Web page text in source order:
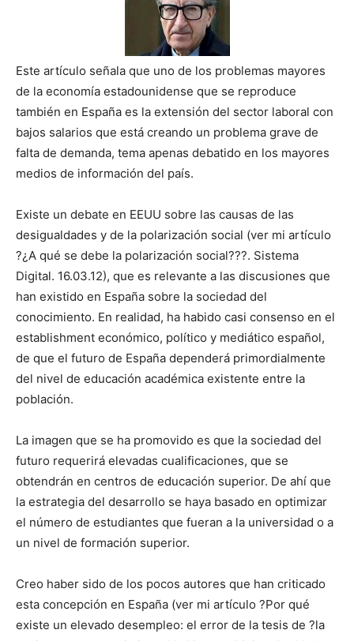
Este artículo señala que uno de los problemas mayores
de la economía estadounidense que se reproduce
también en España es la extensión del sector laboral con
bajos salarios que está creando un problema grave de
falta de demanda, tema apenas debatido en los mayores
medios de información del país.
Existe un debate en EEUU sobre las causas de las
desigualdades y de la polarización social (ver mi artículo
?¿A qué se debe la polarización social???. Sistema
Digital. 16.03.12), que es relevante a las discusiones que
han existido en España sobre la sociedad del
conocimiento. En realidad, ha habido casi consenso en el
establishment económico, político y mediático español,
de que el futuro de España dependerá primordialmente
del nivel de educación académica existente entre la
población.
La imagen que se ha promovido es que la sociedad del
futuro requerirá elevadas cualificaciones, que se
obtendrán en centros de educación superior. De ahí que
la estrategia del desarrollo se haya basado en optimizar
el número de estudiantes que fueran a la universidad o a
un nivel de formación superior.
Creo haber sido de los pocos autores que han criticado
esta concepción en España (ver mi artículo ?Por qué
existe un elevado desempleo: el error de la tesis de ?la